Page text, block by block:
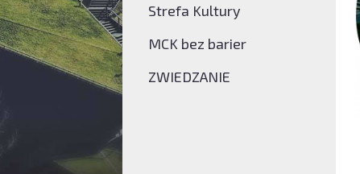
Strefa Kultury
MCK bez barier
ZWIEDZANIE